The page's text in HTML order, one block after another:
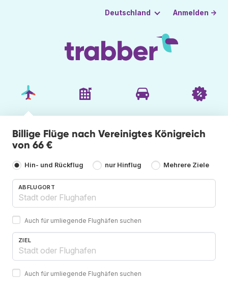
Deutschland Anmelden →
Billige Flüge nach Vereinigtes Königreich
von 66 €
Hin- und Rückflug nur Hinflug Mehrere Ziele
ABFLUGORT
Auch für umliegende Flughäfen suchen
ZIEL
Auch für umliegende Flughäfen suchen